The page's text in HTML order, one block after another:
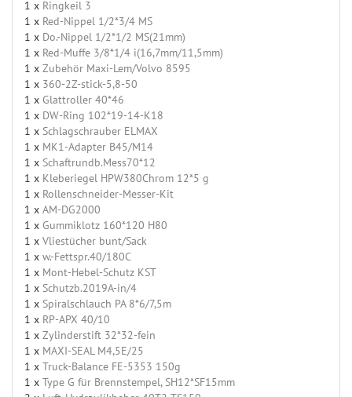
1 x Ringkeil 3
1 x Red-Nippel 1/2*3/4 MS
1 x Do.-Nippel 1/2*1/2 MS(21mm)
1 x Red-Muffe 3/8*1/4 i(16,7mm/11,5mm)
1 x Zubehör Maxi-Lem/Volvo 8595
1 x 360-2Z-stick-5,8-50
1 x Glattroller 40*46
1 x DW-Ring 102*19-14-K18
1 x Schlagschrauber ELMAX
1 x MK1-Adapter B45/M14
1 x Schaftrundb.Mess70*12
1 x Kleberiegel HPW380Chrom 12*5 g
1 x Rollenschneider-Messer-Kit
1 x AM-DG2000
1 x Gummiklotz 160*120 H80
1 x Vliestücher bunt/Sack
1 x w.-Fettspr.40/180C
1 x Mont-Hebel-Schutz KST
1 x Schutzb.2019A-in/4
1 x Spiralschlauch PA 8*6/7,5m
1 x RP-APX 40/10
1 x Zylinderstift 32*32-fein
1 x MAXI-SEAL M4,5E/25
1 x Truck-Balance FE-5353 150g
1 x Type G für Brennstempel, SH12*SF15mm